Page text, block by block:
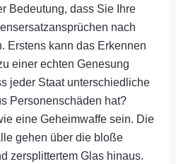
Bedeutung, dass Sie Ihre
nach
Erstens kann das Erkennen
einer echten Genesung
jeder Staat unterschiedliche
Personenschäden hat?
eine Geheimwaffe sein. Die
gehen über die bloße
zersplittertem Glas hinaus.